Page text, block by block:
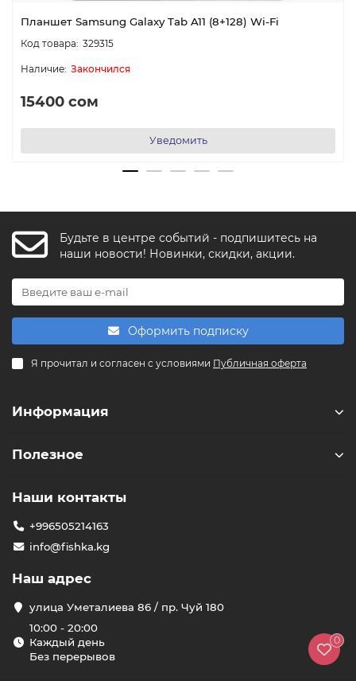
Планшет Samsung Galaxy Tab A11 (8+128) Wi-Fi
329315
Закончился
15400 сом
Уведомить
Будьте в центре событий - подпишитесь на
наши новости! Новинки, скидки, акции.
Оформить подписку
Я прочитал и согласен с условиями Публичная оферта
Информация
Полезное
Наши контакты
+996505214163
info@fishka.kg
Наш адрес
улица Уметалиева 86 / пр. Чуй 180
10:00 - 20:00
Каждый день
Без перерывов
0
F FishkaAI
Обычно отвечаем за минуту
Чем можем помочь?